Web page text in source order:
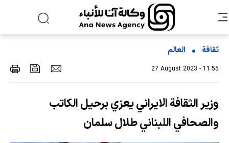
ثقافة العالم
27 August 2023 - 11:55
وزير الثقافة الايراني يعزي برحيل الكاتب
والصحافي اللبناني طلال سلمان